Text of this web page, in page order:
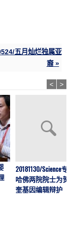
五月灿烂独属亚
裔 »
20181130/Science专访:
哈佛两院院士为贺建
奎基因编辑辩护
< >